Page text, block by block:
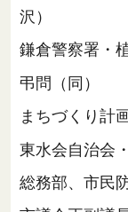
沢）
鎌倉警察署・
弔問（同）
まちづくり計
東水会自治会
総務部、市民